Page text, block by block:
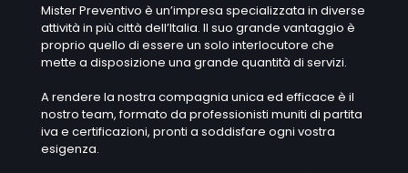
Mister Preventivo è un’impresa specializzata in diverse
attività in più città dell’Italia. Il suo grande vantaggio è
proprio quello di essere un solo interlocutore che
mette a disposizione una grande quantità di servizi.
A rendere la nostra compagnia unica ed efficace è il
nostro team, formato da professionisti muniti di partita
iva e certificazioni, pronti a soddisfare ogni vostra
esigenza.